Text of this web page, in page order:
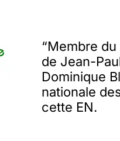
“Membre
de Jean-
Dominique
nationale
cette EN.